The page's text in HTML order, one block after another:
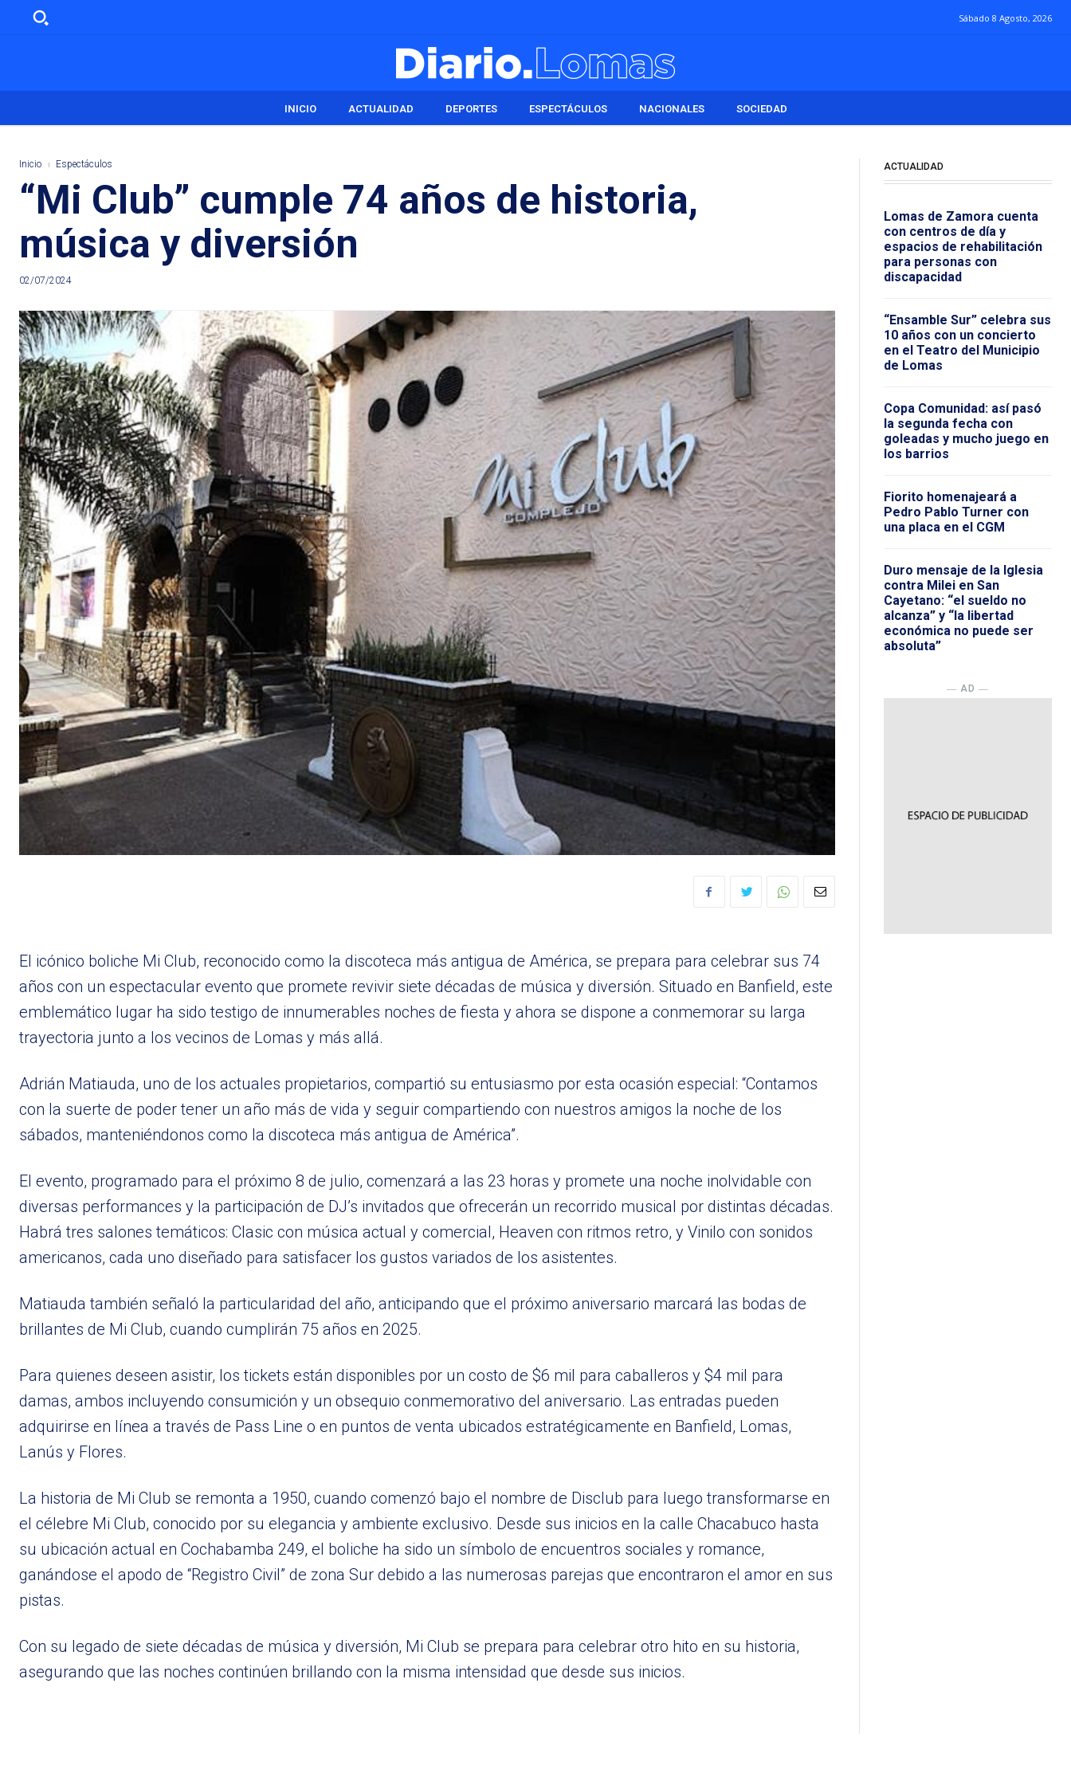
Sábado 8 Agosto, 2026
INICIO ACTUALIDAD DEPORTES ESPECTÁCULOS NACIONALES SOCIEDAD
Inicio Espectáculos
“Mi Club” cumple 74 años de historia,
música y diversión
02/07/2024
El icónico boliche Mi Club, reconocido como la discoteca más antigua de América, se prepara para celebrar sus 74
años con un espectacular evento que promete revivir siete décadas de música y diversión. Situado en Banfield, este
emblemático lugar ha sido testigo de innumerables noches de fiesta y ahora se dispone a conmemorar su larga
trayectoria junto a los vecinos de Lomas y más allá.
Adrián Matiauda, uno de los actuales propietarios, compartió su entusiasmo por esta ocasión especial: “Contamos
con la suerte de poder tener un año más de vida y seguir compartiendo con nuestros amigos la noche de los
sábados, manteniéndonos como la discoteca más antigua de América”.
El evento, programado para el próximo 8 de julio, comenzará a las 23 horas y promete una noche inolvidable con
diversas performances y la participación de DJ’s invitados que ofrecerán un recorrido musical por distintas décadas.
Habrá tres salones temáticos: Clasic con música actual y comercial, Heaven con ritmos retro, y Vinilo con sonidos
americanos, cada uno diseñado para satisfacer los gustos variados de los asistentes.
Matiauda también señaló la particularidad del año, anticipando que el próximo aniversario marcará las bodas de
brillantes de Mi Club, cuando cumplirán 75 años en 2025.
Para quienes deseen asistir, los tickets están disponibles por un costo de $6 mil para caballeros y $4 mil para
damas, ambos incluyendo consumición y un obsequio conmemorativo del aniversario. Las entradas pueden
adquirirse en línea a través de Pass Line o en puntos de venta ubicados estratégicamente en Banfield, Lomas,
Lanús y Flores.
La historia de Mi Club se remonta a 1950, cuando comenzó bajo el nombre de Disclub para luego transformarse en
el célebre Mi Club, conocido por su elegancia y ambiente exclusivo. Desde sus inicios en la calle Chacabuco hasta
su ubicación actual en Cochabamba 249, el boliche ha sido un símbolo de encuentros sociales y romance,
ganándose el apodo de “Registro Civil” de zona Sur debido a las numerosas parejas que encontraron el amor en sus
pistas.
Con su legado de siete décadas de música y diversión, Mi Club se prepara para celebrar otro hito en su historia,
asegurando que las noches continúen brillando con la misma intensidad que desde sus inicios.
ACTUALIDAD
Lomas de Zamora cuenta
con centros de día y
espacios de rehabilitación
para personas con
discapacidad
“Ensamble Sur” celebra sus
10 años con un concierto
en el Teatro del Municipio
de Lomas
Copa Comunidad: así pasó
la segunda fecha con
goleadas y mucho juego en
los barrios
Fiorito homenajeará a
Pedro Pablo Turner con
una placa en el CGM
Duro mensaje de la Iglesia
contra Milei en San
Cayetano: “el sueldo no
alcanza” y “la libertad
económica no puede ser
absoluta”
― AD ―